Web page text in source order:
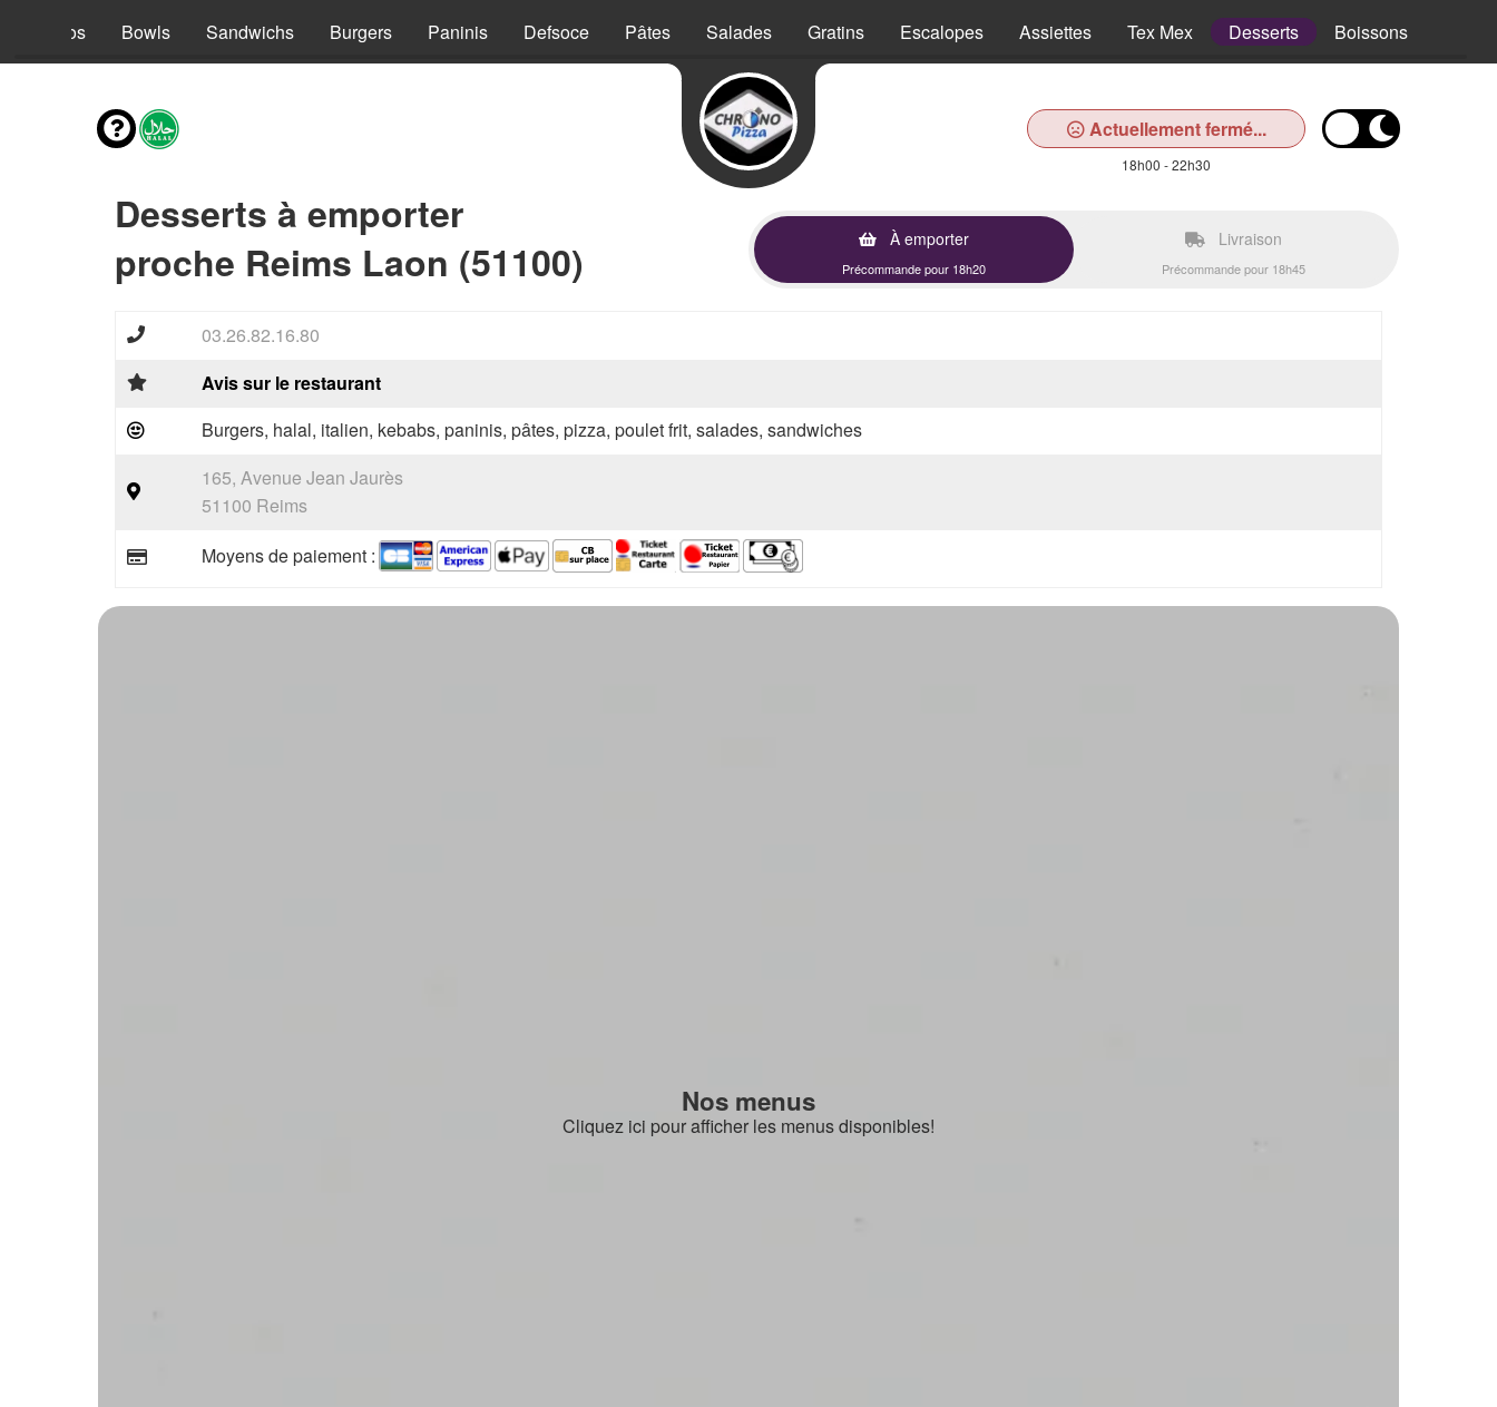
Tacos Bowls Sandwichs Burgers Paninis Defsoce Pâtes Salades Gratins Escalopes Assiettes Tex Mex Desserts Boissons
Actuellement fermé...
18h00 - 22h30
Desserts à emporter
proche Reims Laon (51100)
À emporter
Précommande pour 18h20
Livraison
Précommande pour 18h45
03.26.82.16.80
Avis sur le restaurant
Burgers, halal, italien, kebabs, paninis, pâtes, pizza, poulet frit, salades, sandwiches
165, Avenue Jean Jaurès
51100 Reims
Moyens de paiement :
Nos menus
Cliquez ici pour afficher les menus disponibles!